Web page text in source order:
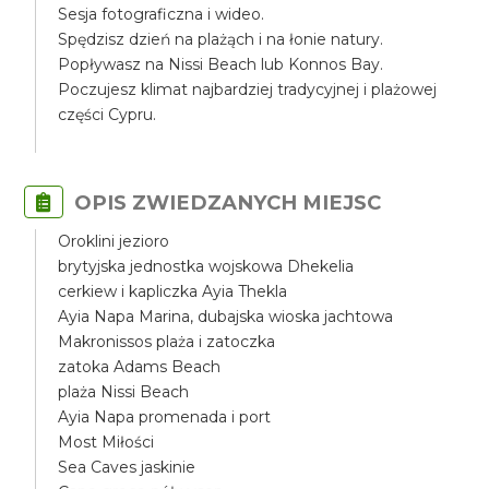
Sesja fotograficzna i wideo.
Spędzisz dzień na plażąch i na łonie natury.
Popływasz na Nissi Beach lub Konnos Bay.
Poczujesz klimat najbardziej tradycyjnej i plażowej
części Cypru.
OPIS ZWIEDZANYCH MIEJSC
Oroklini jezioro
brytyjska jednostka wojskowa Dhekelia
cerkiew i kapliczka Ayia Thekla
Ayia Napa Marina, dubajska wioska jachtowa
Makronissos plaża i zatoczka
zatoka Adams Beach
plaża Nissi Beach
Ayia Napa promenada i port
Most Miłości
Sea Caves jaskinie